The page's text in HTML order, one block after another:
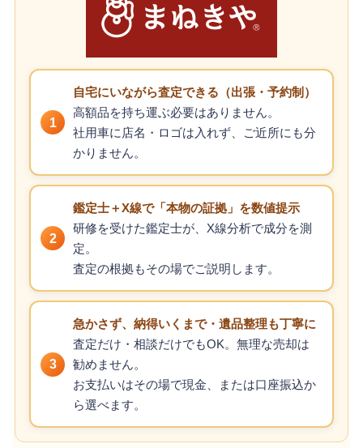
1
自宅にいながら査定できる（出張・予約制）
高額品を持ち運ぶ必要はありません。
社用車に店名・ロゴは入れず、ご近所にも分
かりません。
2
鑑定士＋X線で「本物の証拠」を数値提示
研修を受けた鑑定士が、X線分析で成分を測
定。
査定の根拠もその場でご説明します。
3
急かさず、納得いくまで・遺品整理も丁寧に
査定だけ・相談だけでもOK。無理な売却は
勧めません。
お支払いはその場で現金、または口座振込か
ら選べます。